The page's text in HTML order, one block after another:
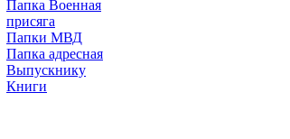
Папка Военная
присяга
Папки МВД
Папка адресная
Выпускнику
Книги